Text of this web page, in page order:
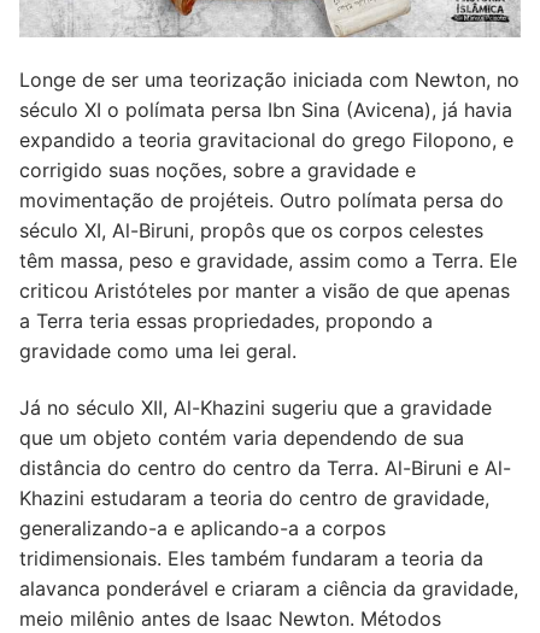
Longe de ser uma teorização iniciada com Newton, no
século XI o polímata persa Ibn Sina (Avicena), já havia
expandido a teoria gravitacional do grego Filopono, e
corrigido suas noções, sobre a gravidade e
movimentação de projéteis. Outro polímata persa do
século XI, Al-Biruni, propôs que os corpos celestes
têm massa, peso e gravidade, assim como a Terra. Ele
criticou Aristóteles por manter a visão de que apenas
a Terra teria essas propriedades, propondo a
gravidade como uma lei geral.
Já no século XII, Al-Khazini sugeriu que a gravidade
que um objeto contém varia dependendo de sua
distância do centro do centro da Terra. Al-Biruni e Al-
Khazini estudaram a teoria do centro de gravidade,
generalizando-a e aplicando-a a corpos
tridimensionais. Eles também fundaram a teoria da
alavanca ponderável e criaram a ciência da gravidade,
meio milênio antes de Isaac Newton. Métodos